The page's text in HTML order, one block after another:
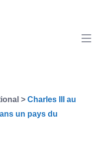
> Charles III au
un pays du